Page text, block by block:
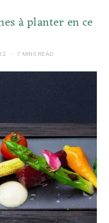
à planter en ce
7 MINS READ